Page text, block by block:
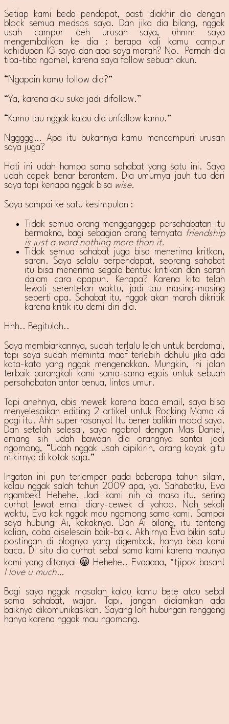
Setiap kami beda pendapat, pasti diakhir dia dengan
block semua medsos saya. Dan jika dia bilang, nggak
usah campur deh urusan saya, uhmm saya
mengembalikan ke dia : berapa kali kamu campur
kehidupan IG saya dan apa saya marah? No. Pernah dia
tiba-tiba ngomel, karena saya follow sebuah akun.
“Ngapain kamu follow dia?”
“Ya, karena aku suka jadi difollow.”
“Kamu tau nggak kalau dia unfollow kamu.”
Nggggg… Apa itu bukannya kamu mencampuri urusan
saya juga?
Hati ini udah hampa sama sahabat yang satu ini. Saya
udah capek benar berantem. Dia umurnya jauh tua dari
saya tapi kenapa nggak bisa wise.
Saya sampai ke satu kesimpulan :
Tidak semua orang mengganggap persahabatan itu
bermakna, bagi sebagian orang ternyata friendship
is just a word nothing more than it.
Tidak semua sahabat juga bisa menerima kritkan,
saran. Saya selalu berpendapat, seorang sahabat
itu bisa menerima segala bentuk kritikan dan saran
dalam cara apapun. Kenapa? Karena kita telah
lewati serentetan waktu, jadi tau masing-masing
seperti apa. Sahabat itu, nggak akan marah dikritik
karena kritik itu demi diri dia.
Hhh.. Begitulah..
Saya membiarkannya, sudah terlalu lelah untuk berdamai,
tapi saya sudah meminta maaf terlebih dahulu jika ada
kata-kata yang nggak mengenakkan. Mungkin, ini jalan
terbaik barangkali kami sama-sama egois untuk sebuah
persahabatan antar benua, lintas umur.
Tapi anehnya, abis mewek karena baca email, saya bisa
menyelesaikan editing 2 artikel untuk Rocking Mama di
pagi itu. Ahh super rasanya! Itu bener balikin mood saya.
Dan setelah selesai, saya ngobrol dengan Mas Daniel,
emang sih udah bawaan dia orangnya santai jadi
ngomong, “Udah nggak usah dipikirin, orang kayak gitu
mikirnya di kotak saja.”
Ingatan ini pun terlempar pada beberapa tahun silam,
kalau nggak salah tahun 2009 apa, ya. Sahabatku, Eva
ngambek! Hehehe. Jadi kami nih di masa itu, sering
curhat lewat email diary-cewek di yahoo. Nah sekali
waktu, Eva kok nggak mau ngomong sama kami. Sampai
saya hubungi Ai, kakaknya. Dan Ai bilang, itu tentang
kalian, coba diselesain baik-baik. Akhirnya Eva bikin satu
postingan di blognya yang digembok, hanya bisa kami
baca. Di situ dia curhat sebal sama kami karena maunya
kami yang ditanyai 😀 Hehehe.. Evaaaaa, *tjipok basah!
I love u much…
Bagi saya nggak masalah kalau kamu bete atau sebal
sama sahabat, wajar. Tapi, jangan didiamkan ada
baiknya dikomunikasikan. Sayang loh hubungan renggang
hanya karena nggak mau ngomong.